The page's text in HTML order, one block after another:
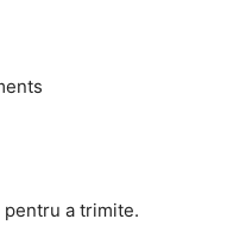
pentru a trimite.